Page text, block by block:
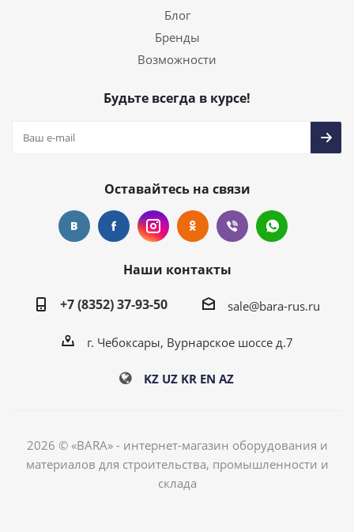
Блог
Бренды
Возможности
Будьте всегда в курсе!
Оставайтесь на связи
Наши контакты
+7 (8352) 37-93-50
sale@bara-rus.ru
г. Чебоксары, Вурнарское шоссе д.7
KZ UZ KR EN AZ
2026 © «BARA» - интернет-магазин оборудования и
материалов для строительства, промышленности и
склада